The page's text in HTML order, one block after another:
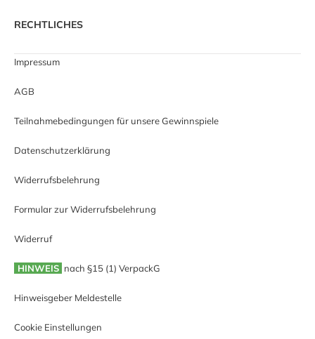
RECHTLICHES
Impressum
AGB
Teilnahmebedingungen für unsere Gewinnspiele
Datenschutzerklärung
Widerrufsbelehrung
Formular zur Widerrufsbelehrung
Widerruf
HINWEIS nach §15 (1) VerpackG
Hinweisgeber Meldestelle
Cookie Einstellungen